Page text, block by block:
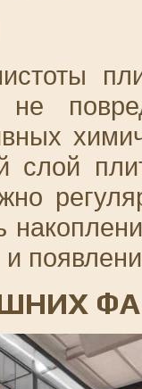
не
слой
и